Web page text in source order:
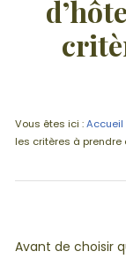
Vous êtes ici :Accueil
les critères à prendre
Avant de choisir